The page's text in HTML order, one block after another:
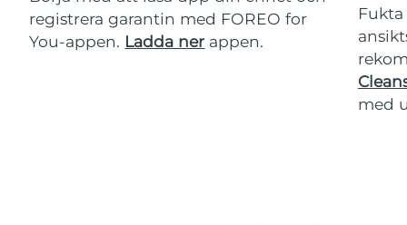
registrera garantin med FOREO for
You-appen. Ladda ner appen.
med